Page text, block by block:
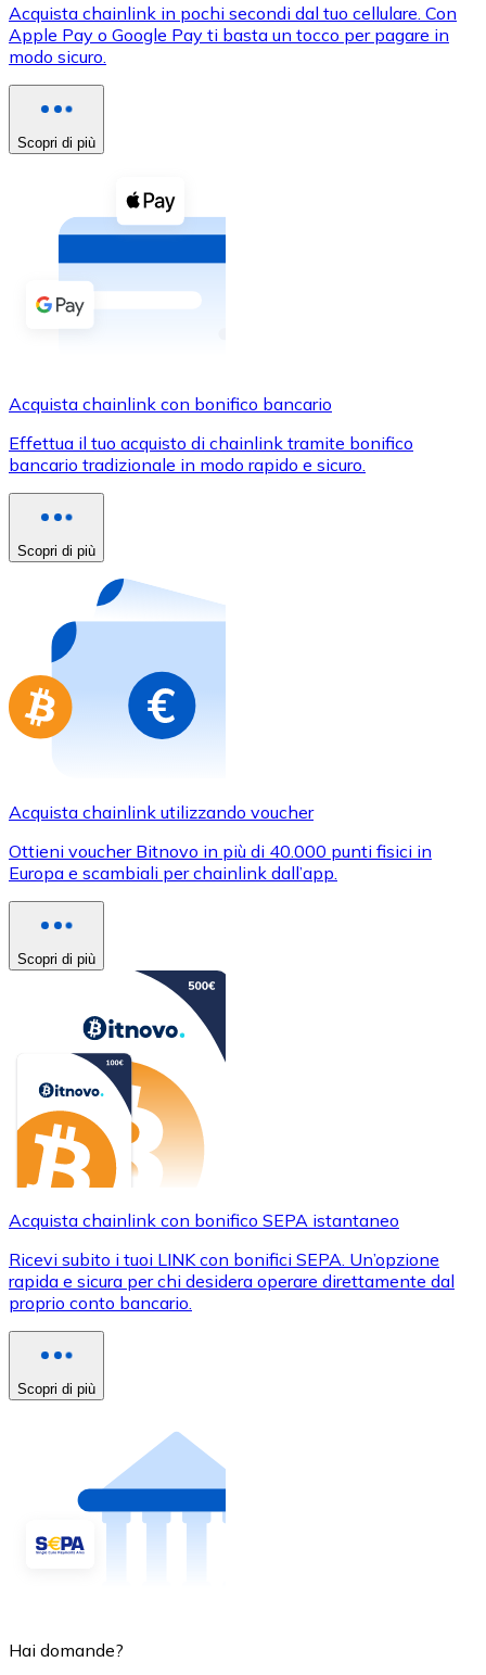
XRP
XRP
Vedi tutto
Buoni cripto
Acquista criptovalute in contanti e altri mezzi di
Acquista con contanti
Bonifico SEPA
Usa le carte Visa e Mastercard per acquistare
Acquista con carta
Acquista gift card dei tuoi marchi preferiti con
Vai al negozio di carte regalo
Acquista chainlink in pochi secondi dal tuo cellulare. Con
Apple Pay o Google Pay ti basta un tocco per pagare in
modo sicuro.
Scopri di più
Acquista chainlink con bonifico bancario
Effettua il tuo acquisto di chainlink tramite bonifico
bancario tradizionale in modo rapido e sicuro.
Scopri di più
Acquista chainlink utilizzando voucher
Ottieni voucher Bitnovo in più di 40.000 punti fisici in
Europa e scambiali per chainlink dall’app.
Scopri di più
Acquista chainlink con bonifico SEPA istantaneo
Ricevi subito i tuoi LINK con bonifici SEPA. Un’opzione
rapida e sicura per chi desidera operare direttamente dal
proprio conto bancario.
Scopri di più
Hai domande?